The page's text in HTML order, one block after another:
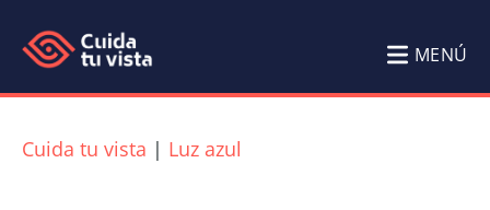
al
contenido
al
pie
página
Cuida
tu
de
MENÚ
Cuida tu vista | Luz azul